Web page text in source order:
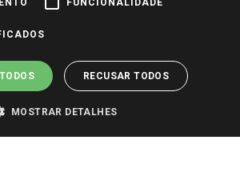
FUNCIONALIDADE
RECUSAR TODOS
MOSTRAR DETALHES